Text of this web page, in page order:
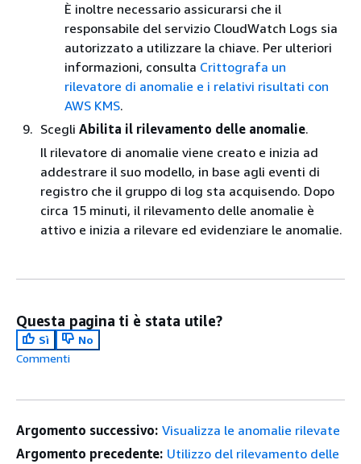
È inoltre necessario assicurarsi che il
responsabile del servizio CloudWatch Logs sia
autorizzato a utilizzare la chiave. Per ulteriori
informazioni, consulta Crittografa un
rilevatore di anomalie e i relativi risultati con
AWS KMS.
Scegli Abilita il rilevamento delle anomalie.
Il rilevatore di anomalie viene creato e inizia ad
addestrare il suo modello, in base agli eventi di
registro che il gruppo di log sta acquisendo. Dopo
circa 15 minuti, il rilevamento delle anomalie è
attivo e inizia a rilevare ed evidenziare le anomalie.
Questa pagina ti è stata utile?
Sì
No
Commenti
Argomento successivo: Visualizza le anomalie rilevate
Argomento precedente: Utilizzo del rilevamento delle